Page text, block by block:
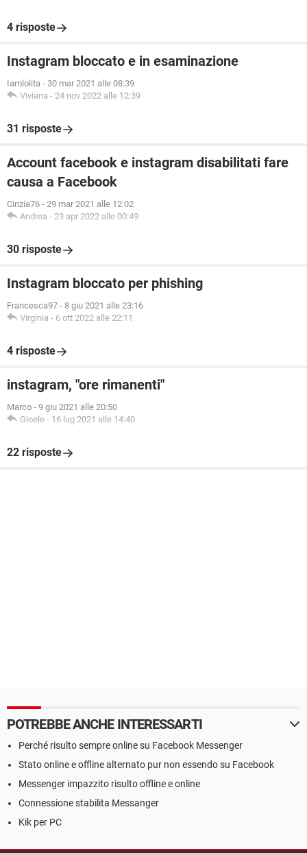
4 risposte
Instagram bloccato e in esaminazione
Iamlolita - 30 mar 2021 alle 08:39
Viviana - 24 nov 2022 alle 12:39
31 risposte
Account facebook e instagram disabilitati fare
causa a Facebook
Cinzia76 - 29 mar 2021 alle 12:02
Andrea - 23 apr 2022 alle 00:49
30 risposte
Instagram bloccato per phishing
Francesca97 - 8 giu 2021 alle 23:16
Virginia - 6 ott 2022 alle 22:11
4 risposte
instagram, "ore rimanenti"
Marco - 9 giu 2021 alle 20:50
Gioele - 16 lug 2021 alle 14:40
22 risposte
POTREBBE ANCHE INTERESSARTI
Perché risulto sempre online su Facebook Messenger
Stato online e offline alternato pur non essendo su Facebook
Messenger impazzito risulto offline e online
Connessione stabilita Messanger
Kik per PC